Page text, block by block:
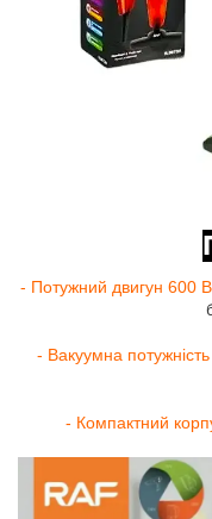
- Потужний двигун 600
- Вакуумна
- Компактний